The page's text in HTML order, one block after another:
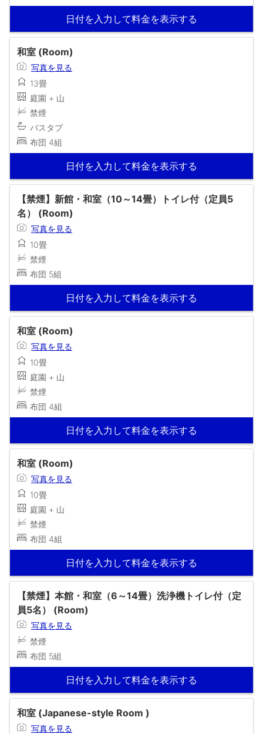
日付を入力して料金を表示する
和室 (Room)
写真を見る
13畳
庭園 + 山
禁煙
バスタブ
布団 4組
日付を入力して料金を表示する
【禁煙】新館・和室（10～14畳）トイレ付（定員5
名） (Room)
写真を見る
10畳
禁煙
布団 5組
日付を入力して料金を表示する
和室 (Room)
写真を見る
10畳
庭園 + 山
禁煙
布団 4組
日付を入力して料金を表示する
和室 (Room)
写真を見る
10畳
庭園 + 山
禁煙
布団 4組
日付を入力して料金を表示する
【禁煙】本館・和室（6～14畳）洗浄機トイレ付（定
員5名） (Room)
写真を見る
禁煙
布団 5組
日付を入力して料金を表示する
和室 (Japanese-style Room )
写真を見る